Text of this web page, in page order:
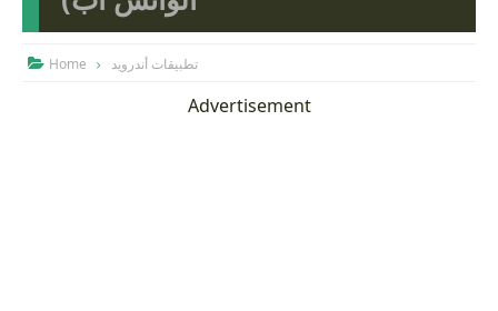
 Home تطبيقات أندرويد
Advertisement